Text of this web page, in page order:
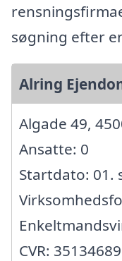
søgning efter
Alring
Algade 49,
Ansatte: 0
Startdato: 01.
CVR: 35134689